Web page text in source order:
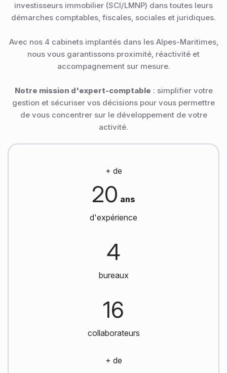
investisseurs immobilier (SCI/LMNP) dans toutes leurs
démarches comptables, fiscales, sociales et juridiques.
Avec nos 4 cabinets implantés dans les Alpes-Maritimes,
nous vous garantissons proximité, réactivité et
accompagnement sur mesure.
Notre mission d'expert-comptable : simplifier votre
gestion et sécuriser vos décisions pour vous permettre
de vous concentrer sur le développement de votre
activité.
+ de
20 ans
d'expérience
4
bureaux
16
collaborateurs
+ de